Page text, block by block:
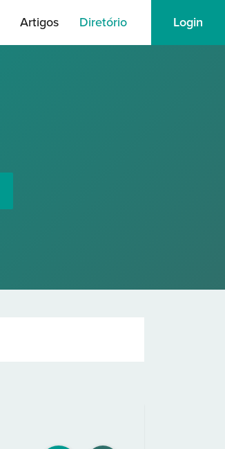
Artigos Diretório Login